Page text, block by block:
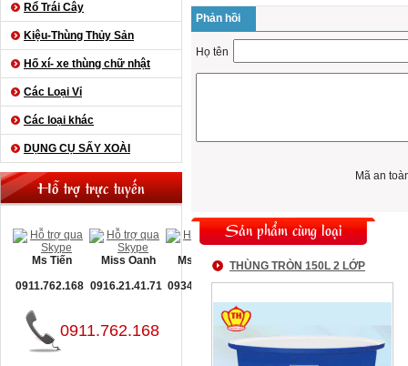
Rổ Trái Cây
Kiệu-Thùng Thủy Sản
Hố xí- xe thùng chữ nhật
Các Loại Vỉ
Các loại khác
DỤNG CỤ SẤY XOÀI
Hỗ trợ trực tuyến
Ms Tiến
0911.762.168
Miss Oanh
0916.21.41.71
Ms Nguyệt
0934.093.660
0911.762.168
Phản hồi
Họ tên
Mã an
Sản phẩm cùng loại
THÙNG TRÒN 150L 2 LỚP